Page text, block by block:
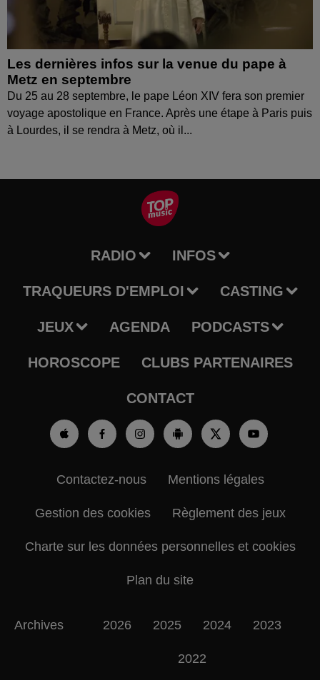
Les dernières infos sur la venue du pape à
Metz en septembre
Du 25 au 28 septembre, le pape Léon XIV fera son premier
voyage apostolique en France. Après une étape à Paris puis
à Lourdes, il se rendra à Metz, où il...
RADIO INFOS
TRAQUEURS D'EMPLOI CASTING
JEUX AGENDA PODCASTS
HOROSCOPE CLUBS PARTENAIRES
CONTACT
Contactez-nous Mentions légales
Gestion des cookies Règlement des jeux
Charte sur les données personnelles et cookies
Plan du site
Archives 2026 2025 2024 2023
2022